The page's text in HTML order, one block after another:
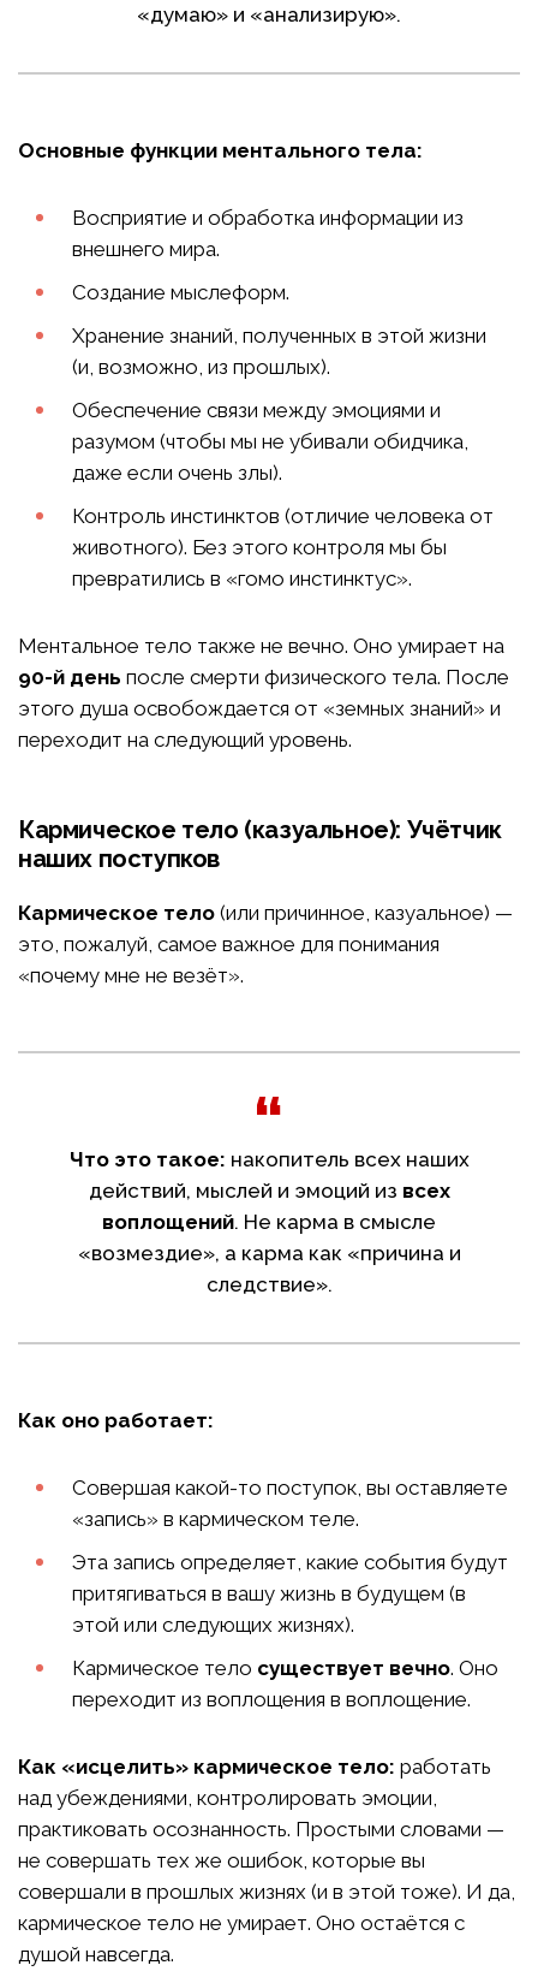
«думаю» и «анализирую».
Основные функции ментального тела:
Восприятие и обработка информации из
внешнего мира.
Создание мыслеформ.
Хранение знаний, полученных в этой жизни
(и, возможно, из прошлых).
Обеспечение связи между эмоциями и
разумом (чтобы мы не убивали обидчика,
даже если очень злы).
Контроль инстинктов (отличие человека от
животного). Без этого контроля мы бы
превратились в «гомо инстинктус».
Ментальное тело также не вечно. Оно умирает на
90-й день после смерти физического тела. После
этого душа освобождается от «земных знаний» и
переходит на следующий уровень.
Кармическое тело (казуальное): Учётчик
наших поступков
Кармическое тело (или причинное, казуальное) —
это, пожалуй, самое важное для понимания
«почему мне не везёт».
Что это такое: накопитель всех наших
действий, мыслей и эмоций из всех
воплощений. Не карма в смысле
«возмездие», а карма как «причина и
следствие».
Как оно работает:
Совершая какой-то поступок, вы оставляете
«запись» в кармическом теле.
Эта запись определяет, какие события будут
притягиваться в вашу жизнь в будущем (в
этой или следующих жизнях).
Кармическое тело существует вечно. Оно
переходит из воплощения в воплощение.
Как «исцелить» кармическое тело: работать
над убеждениями, контролировать эмоции,
практиковать осознанность. Простыми словами —
не совершать тех же ошибок, которые вы
совершали в прошлых жизнях (и в этой тоже). И да,
кармическое тело не умирает. Оно остаётся с
душой навсегда.